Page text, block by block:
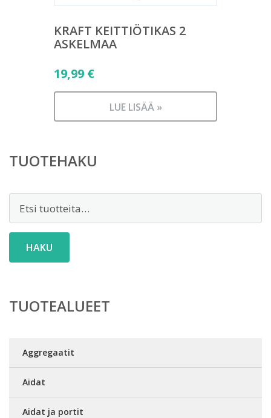
KRAFT KEITTIÖTIKAS 2
ASKELMAA
19,99 €
LUE LISÄÄ »
TUOTEHAKU
HAKU
TUOTEALUEET
Aggregaatit
Aidat
Aidat ja portit